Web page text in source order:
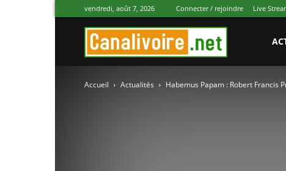
vendredi, août 7, 2026 Connecter / rejoindre Live
Ivoire
Accueil Actualités Habemus Papam : Robert Francis